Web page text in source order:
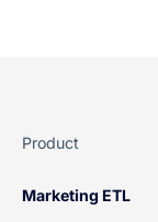
Product
Marketing ETL